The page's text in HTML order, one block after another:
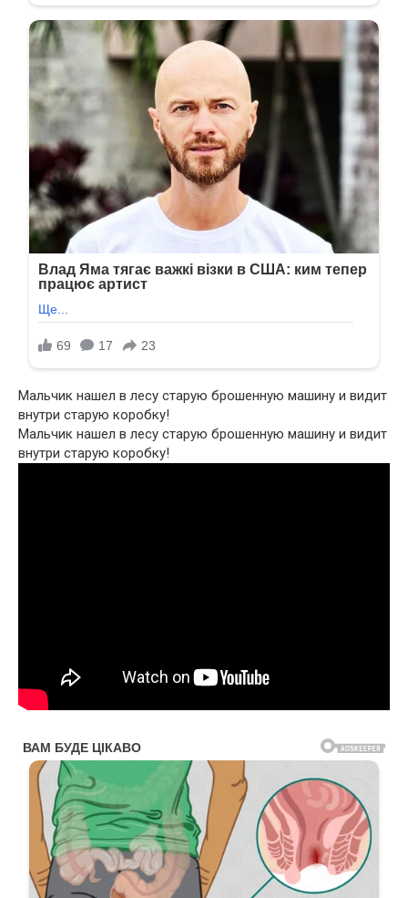
Мальчик нашел в лесу старую брошенную машину и видит
внутри старую коробку!
Мальчик нашел в лесу старую брошенную машину и видит
внутри старую коробку!